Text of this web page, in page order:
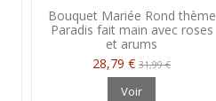
Bouquet Mariée Rond thème
Paradis fait main avec roses
et arums
28,79 €31,99 €
Voir